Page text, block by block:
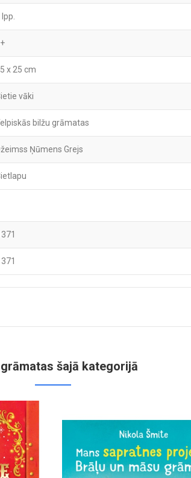
lpp.
x 25 cm
vāki
bilžu grāmatas
Ņūmens Grejs
šajā kategorijā